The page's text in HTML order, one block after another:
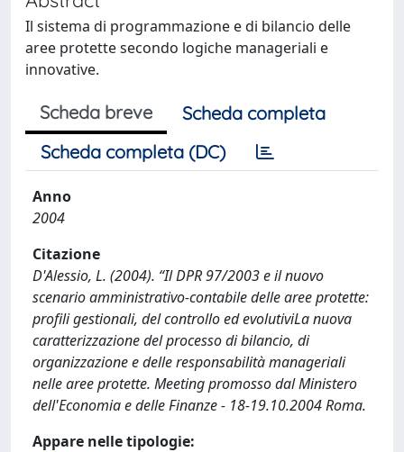
Il sistema di programmazione e di bilancio delle
aree protette secondo logiche manageriali e
innovative.
Scheda breve
Scheda completa
Scheda completa (DC)
Anno
2004
Citazione
D'Alessio, L. (2004). “Il DPR 97/2003 e il nuovo
scenario amministrativo-contabile delle aree protette:
profili gestionali, del controllo ed evolutiviLa nuova
caratterizzazione del processo di bilancio, di
organizzazione e delle responsabilità manageriali
nelle aree protette. Meeting promosso dal Ministero
dell'Economia e delle Finanze - 18-19.10.2004 Roma.
Appare nelle tipologie: